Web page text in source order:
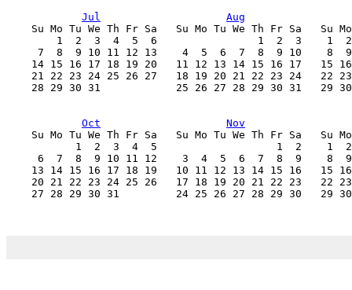
Jul
Aug
Su Mo Tu We Th Fr Sa   Su Mo Tu We Th Fr Sa   Su
1  2  3  4  5  6                1  2  3    1
7  8  9 10 11 12 13    4  5  6  7  8  9 10    8
14 15 16 17 18 19 20   11 12 13 14 15 16 17   15
21 22 23 24 25 26 27   18 19 20 21 22 23 24   22
28 29 30 31            25 26 27 28 29
Oct
Nov
Su Mo Tu We Th Fr Sa   Su Mo Tu We Th Fr Sa   Su
1  2  3  4  5                   1  2    1
6  7  8  9 10 11 12    3  4  5  6  7  8  9    8
13 14 15 16 17 18 19   10 11 12 13 14 15 16   15
20 21 22 23 24 25 26   17 18 19 20 21 22 23   22
27 28 29 30 31         24 25 26 27 28 29